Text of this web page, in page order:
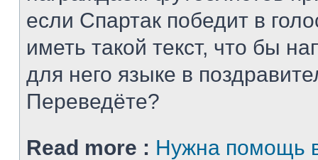
если Спартак победит в
иметь такой текст, что бы
для него языке в
Переведёте?
Read more : Нужна помощь